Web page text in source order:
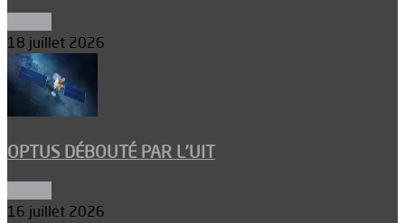
18 juillet 2026
OPTUS DÉBOUTÉ PAR L’UIT
16 juillet 2026